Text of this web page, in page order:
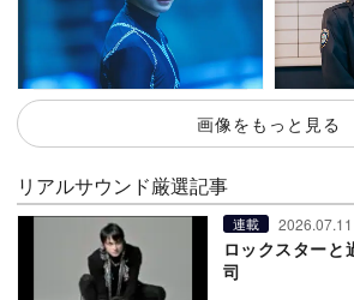
画像をもっと見る
リアルサウンド厳選記事
連載 2026.07.11
ロックスターと
司